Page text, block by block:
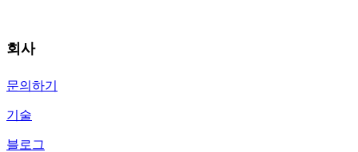
회사
문의하기
기술
블로그